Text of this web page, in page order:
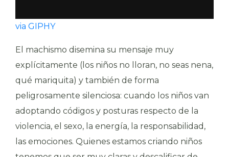
via GIPHY
El machismo disemina su mensaje muy
explícitamente (los niños no lloran, no seas nena,
qué mariquita) y también de forma
peligrosamente silenciosa: cuando los niños van
adoptando códigos y posturas respecto de la
violencia, el sexo, la energía, la responsabilidad,
las emociones. Quienes estamos criando niños